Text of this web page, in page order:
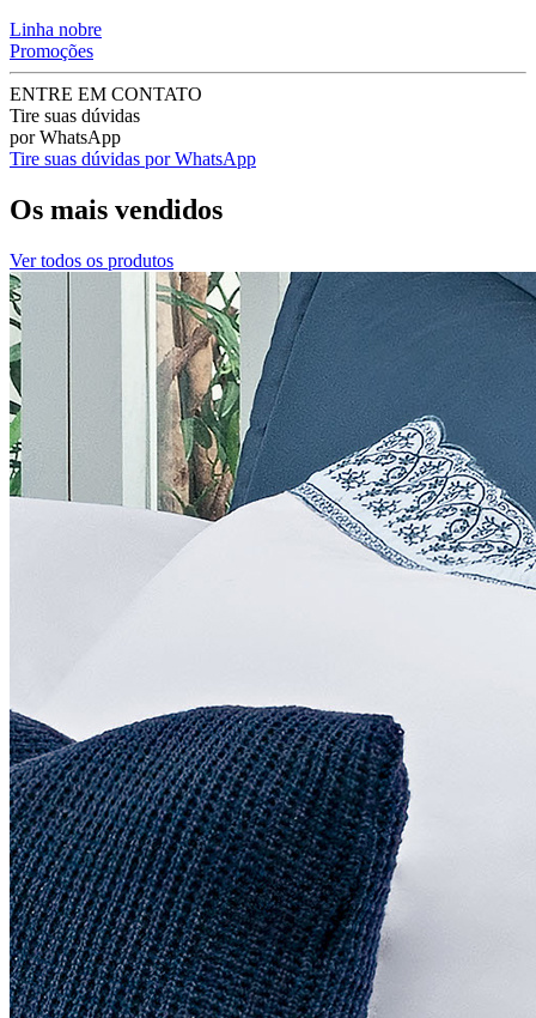
Linha nobre
Promoções
ENTRE EM CONTATO
Tire suas dúvidas
por WhatsApp
Tire suas dúvidas por WhatsApp
Os mais vendidos
Ver todos os produtos